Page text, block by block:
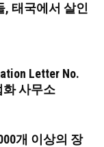
, 태국에서 살인
Letter No.
화 사무소
개 이상의 장